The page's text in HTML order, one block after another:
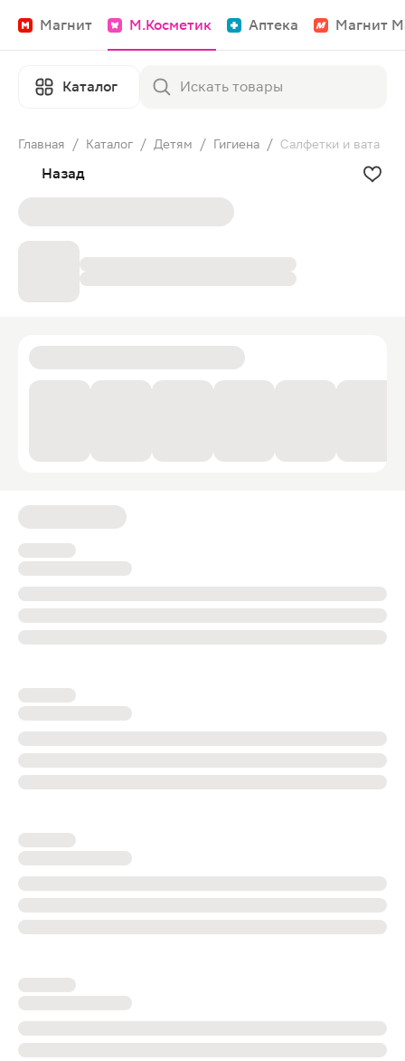
Магнит М.Косметик Аптека Магнит
Каталог
Главная / Каталог / Детям / Гигиена / Салфетки и вата
Назад